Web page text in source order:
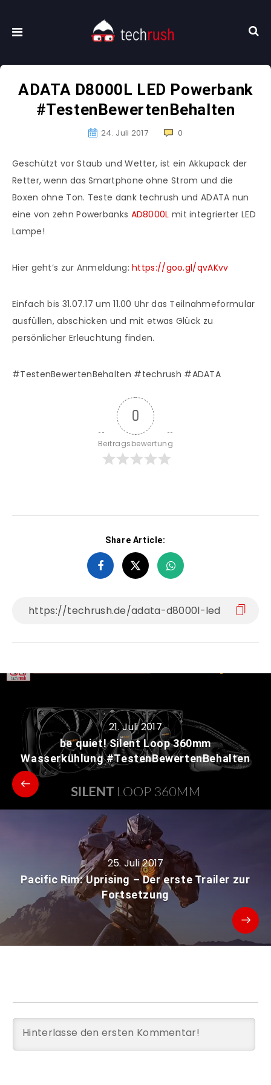
ADATA D8000L LED Powerbank
#TestenBewertenBehalten
24. Juli 2017 0
Geschützt vor Staub und Wetter, ist ein Akkupack der
Retter, wenn das Smartphone ohne Strom und die
Boxen ohne Ton. Teste dank techrush und ADATA​ nun
eine von zehn Powerbanks AD8000L mit integrierter LED
Lampe!
Hier geht’s zur Anmeldung:https://goo.gl/qvAKvv
Einfach bis 31.07.17 um 11.00 Uhr das Teilnahmeformular
ausfüllen, abschicken und mit etwas Glück zu
persönlicher Erleuchtung finden.
#TestenBewertenBehalten #techrush #ADATA
0
Beitragsbewertung
Share Article:
21. Juli 2017
be quiet! Silent Loop 360mm
Wasserkühlung #TestenBewertenBehalten
25. Juli 2017
Pacific Rim: Uprising – Der erste Trailer zur
Fortsetzung